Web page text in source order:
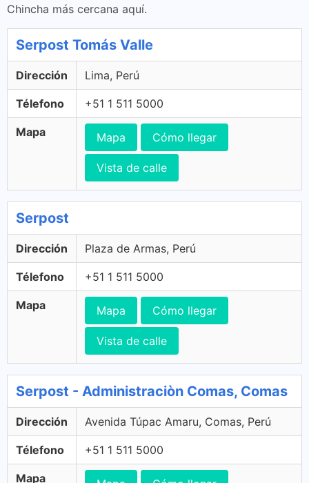
Chincha más cercana aquí.
Serpost Tomás Valle
Dirección Lima, Perú
Télefono +51 1 511 5000
Mapa Mapa Cómo llegar
Vista de calle
Serpost
Dirección Plaza de Armas, Perú
Télefono +51 1 511 5000
Mapa Mapa Cómo llegar
Vista de calle
Serpost - Administraciòn Comas, Comas
Dirección Avenida Túpac Amaru, Comas, Perú
Télefono +51 1 511 5000
Mapa